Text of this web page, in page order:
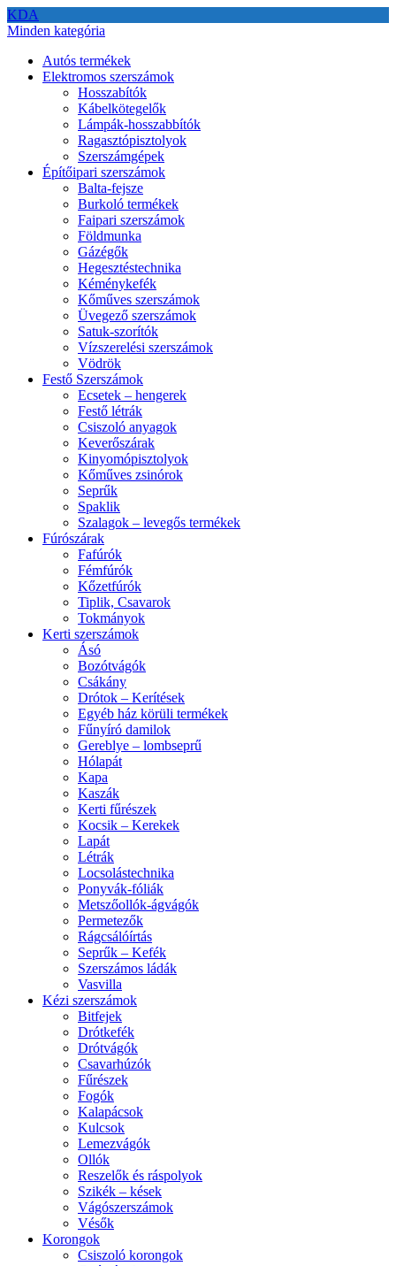
KDA
Minden kategória
Autós termékek
Elektromos szerszámok
Hosszabítók
Kábelkötegelők
Lámpák-hosszabbítók
Ragasztópisztolyok
Szerszámgépek
Építőipari szerszámok
Balta-fejsze
Burkoló termékek
Faipari szerszámok
Földmunka
Gázégők
Hegesztéstechnika
Kéménykefék
Kőműves szerszámok
Üvegező szerszámok
Satuk-szorítók
Vízszerelési szerszámok
Vödrök
Festő Szerszámok
Ecsetek – hengerek
Festő létrák
Csiszoló anyagok
Keverőszárak
Kinyomópisztolyok
Kőműves zsinórok
Seprűk
Spaklik
Szalagok – levegős termékek
Fúrószárak
Fafúrók
Fémfúrók
Kőzetfúrók
Tiplik, Csavarok
Tokmányok
Kerti szerszámok
Ásó
Bozótvágók
Csákány
Drótok – Kerítések
Egyéb ház körüli termékek
Fűnyíró damilok
Gereblye – lombseprű
Hólapát
Kapa
Kaszák
Kerti fűrészek
Kocsik – Kerekek
Lapát
Létrák
Locsolástechnika
Ponyvák-fóliák
Metszőollók-ágvágók
Permetezők
Rágcsálóírtás
Seprűk – Kefék
Szerszámos ládák
Vasvilla
Kézi szerszámok
Bitfejek
Drótkefék
Drótvágók
Csavarhúzók
Fűrészek
Fogók
Kalapácsok
Kulcsok
Lemezvágók
Ollók
Reszelők és ráspolyok
Szikék – kések
Vágószerszámok
Vésők
Korongok
Csiszoló korongok